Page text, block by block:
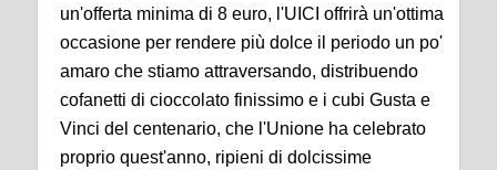
un'offerta minima di 8 euro, l'UICI offrirà un'ottima
occasione per rendere più dolce il periodo un po'
amaro che stiamo attraversando, distribuendo
cofanetti di cioccolato finissimo e i cubi Gusta e
Vinci del centenario, che l'Unione ha celebrato
proprio quest'anno, ripieni di dolcissime